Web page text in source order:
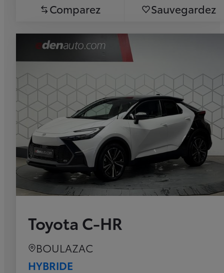
Comparez Sauvegardez
Toyota C-HR
BOULAZAC
HYBRIDE